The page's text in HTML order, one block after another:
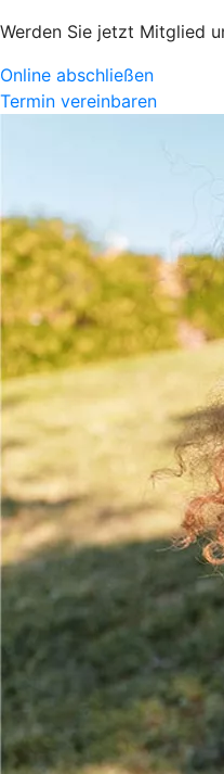
Werden Sie jetzt Mitglied
Online abschließen
Termin vereinbaren